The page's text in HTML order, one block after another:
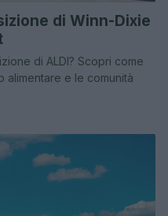
di Winn-Dixie
di ALDI? Scopri come
alimentare e le comunità